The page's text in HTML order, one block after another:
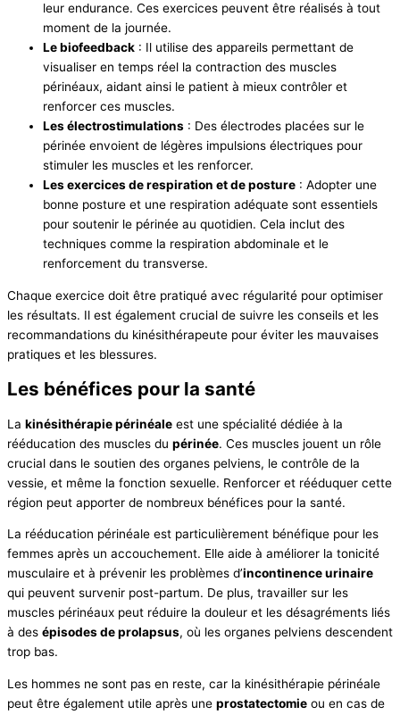
leur endurance. Ces exercices peuvent être réalisés à tout
moment de la journée.
Le biofeedback : Il utilise des appareils permettant de
visualiser en temps réel la contraction des muscles
périnéaux, aidant ainsi le patient à mieux contrôler et
renforcer ces muscles.
Les électrostimulations : Des électrodes placées sur le
périnée envoient de légères impulsions électriques pour
stimuler les muscles et les renforcer.
Les exercices de respiration et de posture : Adopter une
bonne posture et une respiration adéquate sont essentiels
pour soutenir le périnée au quotidien. Cela inclut des
techniques comme la respiration abdominale et le
renforcement du transverse.
Chaque exercice doit être pratiqué avec régularité pour optimiser
les résultats. Il est également crucial de suivre les conseils et les
recommandations du kinésithérapeute pour éviter les mauvaises
pratiques et les blessures.
Les bénéfices pour la santé
La kinésithérapie périnéale est une spécialité dédiée à la
rééducation des muscles du périnée. Ces muscles jouent un rôle
crucial dans le soutien des organes pelviens, le contrôle de la
vessie, et même la fonction sexuelle. Renforcer et rééduquer cette
région peut apporter de nombreux bénéfices pour la santé.
La rééducation périnéale est particulièrement bénéfique pour les
femmes après un accouchement. Elle aide à améliorer la tonicité
musculaire et à prévenir les problèmes d’incontinence urinaire
qui peuvent survenir post-partum. De plus, travailler sur les
muscles périnéaux peut réduire la douleur et les désagréments liés
à des épisodes de prolapsus, où les organes pelviens descendent
trop bas.
Les hommes ne sont pas en reste, car la kinésithérapie périnéale
peut être également utile après une prostatectomie ou en cas de